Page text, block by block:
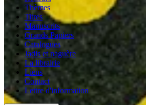
Thèmes
Titres
Manuscrits
Grands Papiers
Catalogues
Jadis et naguère
La librairie
Liens
Contact
Lettre d'information